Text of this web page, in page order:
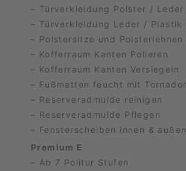
– Türverkleidung Polster /
– Türverkleidung Leder / Plastik
– Polstersitze und
– Kofferraum Kanten Polieren
– Kofferraum Kanten Versiegeln
– Fußmatten feucht mit
– Reserveradmulde reinigen
– Reserveradmulde Pflegen
– Fensterscheiben innen & außen
Premium E
– Ab 7 Politur Stufen